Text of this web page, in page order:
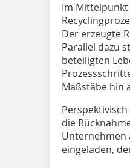
Im Mittelpunkt
Der erzeugte
Parallel dazu
beteiligten
Maßstäbe hin
die
Unternehmen
eingeladen,